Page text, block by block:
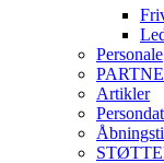
Personale
Artikler